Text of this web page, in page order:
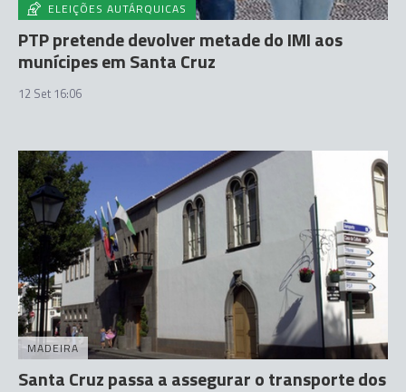
ELEIÇÕES AUTÁRQUICAS
PTP pretende devolver metade do IMI aos
munícipes em Santa Cruz
12 Set 16:06
MADEIRA
Santa Cruz passa a assegurar o transporte dos